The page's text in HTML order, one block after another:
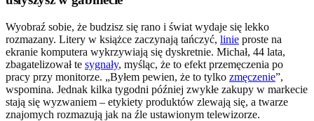
Wyobraź sobie, że budzisz się rano i świat wydaje się lekko
rozmazany. Litery w książce zaczynają tańczyć, linie proste na
ekranie komputera wykrzywiają się dyskretnie. Michał, 44 lata,
zbagatelizował te sygnały, myśląc, że to efekt przemęczenia po
pracy przy monitorze. „Byłem pewien, że to tylko zmęczenie”,
wspomina. Jednak kilka tygodni później zwykłe zakupy w markecie
stają się wyzwaniem – etykiety produktów zlewają się, a twarze
znajomych rozmazują jak na źle ustawionym telewizorze.